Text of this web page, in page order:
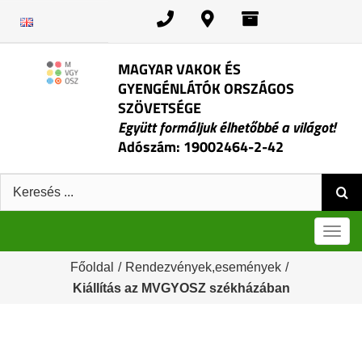
MAGYAR VAKOK ÉS
GYENGÉNLÁTÓK ORSZÁGOS
SZÖVETSÉGE
Együtt formáljuk élhetőbbé a világot!
Adószám: 19002464-2-42
Keresés:
Főoldal / Rendezvények,események /
Kiállítás az MVGYOSZ székházában